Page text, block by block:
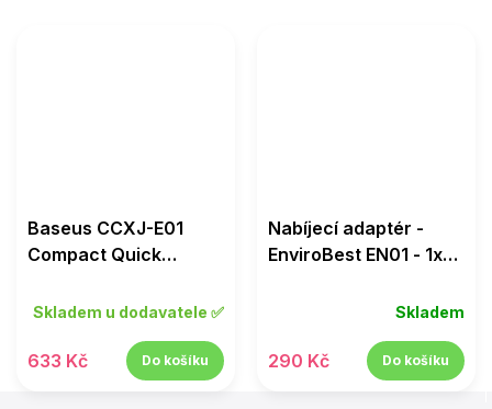
Baseus CCXJ-E01
Compact Quick
Black
Skladem u dodavatele ✅
633 Kč Do košíku
Nabíjecí adaptér -
EnviroBest EN01 - 1x
Skladem
290 Kč Do košíku